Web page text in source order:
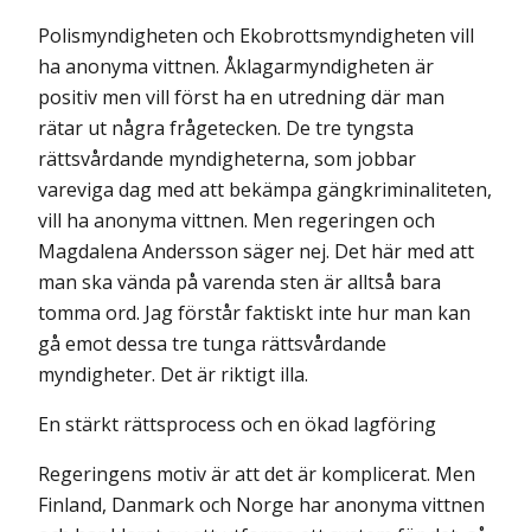
Polismyndigheten och Ekobrottsmyndigheten vill
ha anonyma vittnen. Åklagarmyndigheten är
positiv men vill först ha en utredning där man
rätar ut några frågetecken. De tre tyngsta
rättsvårdande myndigheterna, som jobbar
vareviga dag med att bekämpa gängkriminaliteten,
vill ha anonyma vittnen. Men regeringen och
Magdalena Andersson säger nej. Det här med att
man ska vända på varenda sten är alltså bara
tomma ord. Jag förstår faktiskt inte hur man kan
gå emot dessa tre tunga rättsvårdande
myndigheter. Det är riktigt illa.
En stärkt rättsprocess och en ökad lagföring
Regeringens motiv är att det är komplicerat. Men
Finland, Danmark och Norge har anonyma vittnen